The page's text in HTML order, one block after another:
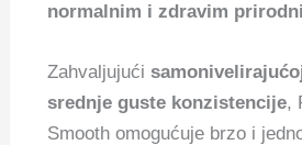
normalnim i zdravim
Zahvaljujući
srednje guste konzistencije,
Smooth omogućuje brzo i